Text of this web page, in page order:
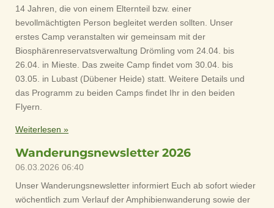
14 Jahren, die von einem Elternteil bzw. einer
bevollmächtigten Person begleitet werden sollten. Unser
erstes Camp veranstalten wir gemeinsam mit der
Biosphärenreservatsverwaltung Drömling vom 24.04. bis
26.04. in Mieste. Das zweite Camp findet vom 30.04. bis
03.05. in Lubast (Dübener Heide) statt. Weitere Details und
das Programm zu beiden Camps findet Ihr in den beiden
Flyern.
Weiterlesen »
Wanderungsnewsletter 2026
06.03.2026 06:40
Unser Wanderungsnewsletter informiert Euch ab sofort wieder
wöchentlich zum Verlauf der Amphibienwanderung sowie der